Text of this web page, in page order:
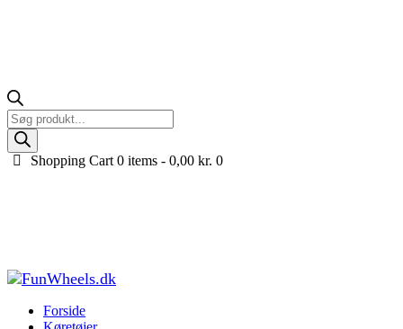
Products
search
Shopping Cart 0 items -0,00kr. 0
Forside